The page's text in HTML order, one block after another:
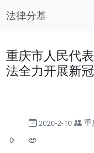
法律分基
重庆市人民代
法全力开展新
2020-2-10 重